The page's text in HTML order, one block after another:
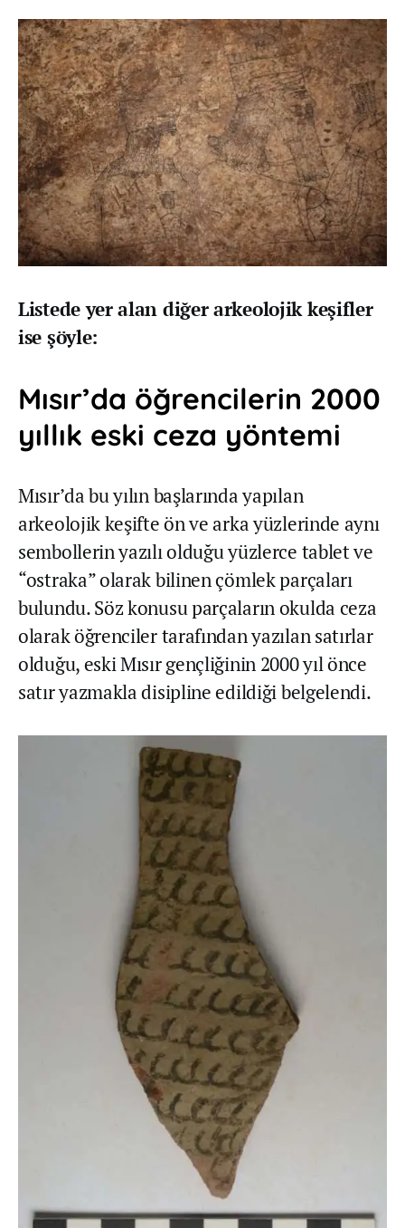
Listede yer alan diğer arkeolojik keşifler
ise şöyle:
Mısır’da öğrencilerin 2000
yıllık eski ceza yöntemi
Mısır’da bu yılın başlarında yapılan
arkeolojik keşifte ön ve arka yüzlerinde aynı
sembollerin yazılı olduğu yüzlerce tablet ve
“ostraka” olarak bilinen çömlek parçaları
bulundu. Söz konusu parçaların okulda ceza
olarak öğrenciler tarafından yazılan satırlar
olduğu, eski Mısır gençliğinin 2000 yıl önce
satır yazmakla disipline edildiği belgelendi.